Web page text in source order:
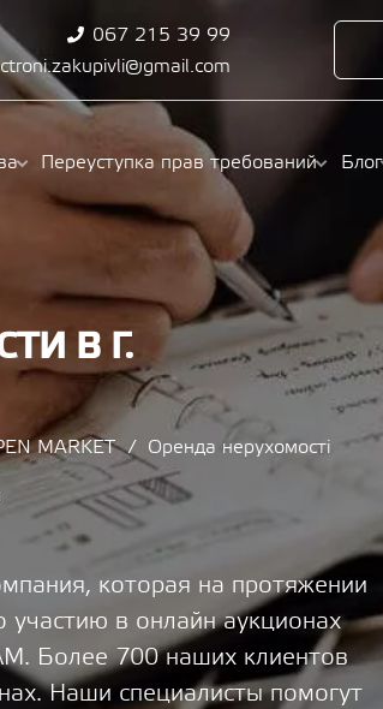
067 215 39 99
Переуступка прав требований Блог
В Г.
MARKET
Оренда нерухомості
которая на протяжении
участию в онлайн аукционах
700 наших клиентов
Наши специалисты помогут